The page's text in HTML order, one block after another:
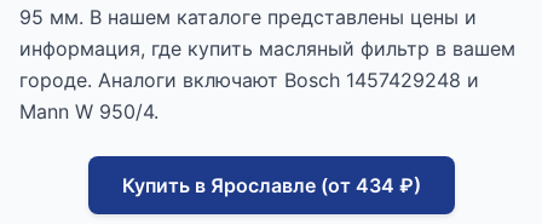
95 мм. В нашем каталоге представлены цены и
информация, где купить масляный фильтр в вашем
городе. Аналоги включают Bosch 1457429248 и
Mann W 950/4.
Купить в Ярославле (от 434 ₽)